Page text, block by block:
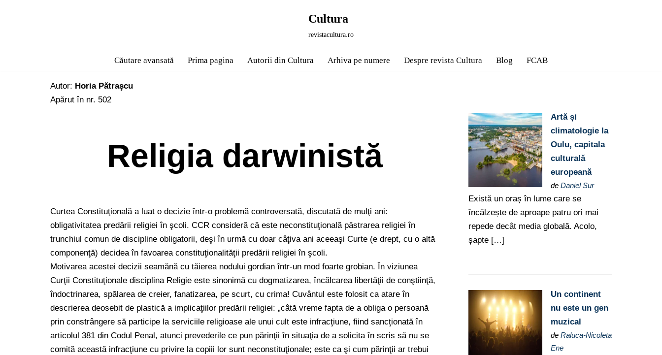
Cultura
revistacultura.ro
Căutare avansată Prima pagina Autorii din Cultura Arhiva pe numere Despre revista Cultura Blog FCAB
Autor: Horia Pătraşcu
Apărut în nr. 502
Religia darwinistă
Curtea Constituţională a luat o decizie într-o problemă controversată, discutată de mulţi ani:
obligativitatea predării religiei în şcoli. CCR consideră că este neconstituţională păstrarea religiei în
trunchiul comun de discipline obligatorii, deşi în urmă cu doar câţiva ani aceeaşi Curte (e drept, cu o altă
componenţă) decidea în favoarea constituţionalităţii predării religiei în şcoli.
Motivarea acestei decizii seamănă cu tăierea nodului gordian într-un mod foarte grobian. În viziunea
Curţii Constituţionale disciplina Religie este sinonimă cu dogmatizarea, încălcarea libertăţii de conştiinţă,
îndoctrinarea, spălarea de creier, fanatizarea, pe scurt, cu crima! Cuvântul este folosit ca atare în
descrierea deosebit de plastică a implicaţiilor predării religiei: „câtă vreme fapta de a obliga o persoană
prin constrângere să participe la serviciile religioase ale unui cult este infracţiune, fiind sancţionată în
articolul 381 din Codul Penal, atunci prevederile ce pun părinţii în situaţia de a solicita în scris să nu se
comită această infracţiune cu privire la copiii lor sunt neconstituţionale; este ca şi cum părinţii ar trebui
Artă și
climatologie la
Oulu, capitala
culturală
europeană
de Daniel Sur
Există un oraș în lume care se
încălzește de aproape patru ori mai
repede decât media globală. Acolo,
șapte […]
Un continent
nu este un gen
muzical
de Raluca-Nicoleta
Ene